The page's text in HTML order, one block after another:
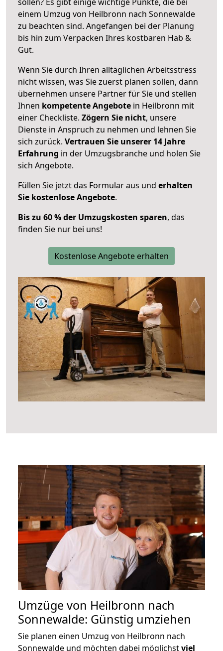
einem Umzug von Heilbronn nach Sonnewalde
zu beachten sind. Angefangen bei der Planung
bis hin zum Verpacken Ihres kostbaren Hab &
Gut.
Wenn Sie durch Ihren alltäglichen Arbeitsstress
nicht wissen, was Sie zuerst planen sollen, dann
übernehmen unsere Partner für Sie und stellen
Ihnen kompetente Angebote in Heilbronn mit
einer Checkliste. Zögern Sie nicht, unsere
Dienste in Anspruch zu nehmen und lehnen Sie
sich zurück. Vertrauen Sie unserer 14 Jahre
Erfahrung in der Umzugsbranche und holen Sie
sich Angebote.
Füllen Sie jetzt das Formular aus und erhalten
Sie kostenlose Angebote.
Bis zu 60 % der Umzugskosten sparen, das
finden Sie nur bei uns!
Kostenlose Angebote erhalten
Umzüge von Heilbronn nach
Sonnewalde: Günstig umziehen
Sie planen einen Umzug von Heilbronn nach
Sonnewalde und möchten dabei möglichstviel